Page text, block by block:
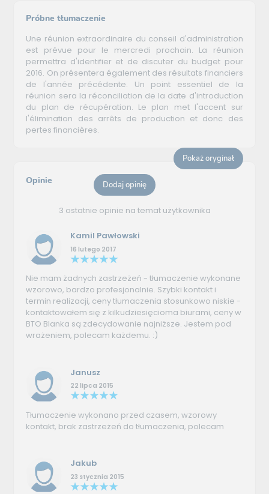
Próbne tłumaczenie
Une réunion extraordinaire du conseil d'administration
est prévue pour le mercredi prochain. La réunion
permettra d'identifier et de discuter du budget pour
2016. On présentera également des résultats financiers
de l'année précédente. Un point essentiel de la
réunion sera la réconciliation de la date d'introduction
du plan de récupération. Le plan met l'accent sur
l'élimination des arrêts de production et donc des
pertes financières.
Pokaż oryginał
Opinie Dodaj opinię
3 ostatnie opinie na temat użytkownika
Kamil Pawłowski
16 lutego 2017
Nie mam żadnych zastrzeżeń - tłumaczenie wykonane
wzorowo, bardzo profesjonalnie. Szybki kontakt i
termin realizacji, ceny tłumaczenia stosunkowo niskie -
kontaktowałem się z kilkudziesięcioma biurami, ceny w
BTO Blanka są zdecydowanie najniższe. Jestem pod
wrażeniem, polecam każdemu. :)
Janusz
22 lipca 2015
Tłumaczenie wykonano przed czasem, wzorowy
kontakt, brak zastrzeżeń do tłumaczenia, polecam
Jakub
23 stycznia 2015